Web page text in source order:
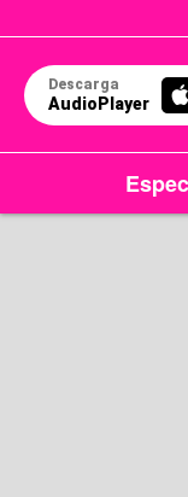
Descarga
AudioPlayer